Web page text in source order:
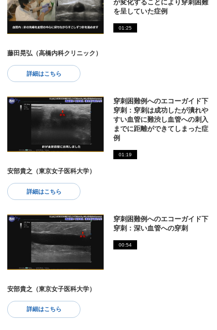
が変化することにより穿刺困難
を呈していた症例
01:25
藤田晃弘（高橋内科クリニック）
詳細はこちら
穿刺困難例へのエコーガイド下
穿刺：穿刺は成功したが潰れや
すい血管に難渋し血管への刺入
までに距離ができてしまった症
例
01:19
安部貴之（東京女子医科大学）
詳細はこちら
穿刺困難例へのエコーガイド下
穿刺：深い血管への穿刺
00:54
安部貴之（東京女子医科大学）
詳細はこちら